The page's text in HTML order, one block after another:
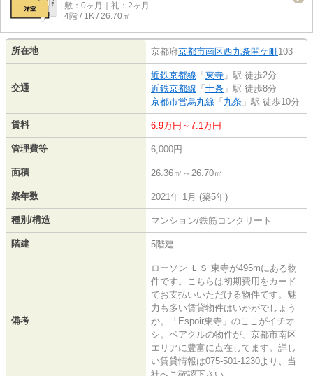
敷：0ヶ月｜礼：2ヶ月
4階 / 1K / 26.70㎡
所在地 京都府京都市南区西九条開ケ町103
交通
近鉄京都線 「 東寺 」駅 徒歩2分
近鉄京都線 「 十条 」駅 徒歩8分
京都市営烏丸線 「 九条 」駅 徒歩10分
賃料 6.9万円～7.1万円
管理費等 6,000円
面積 26.36㎡～26.70㎡
築年数 2021年 1月 (築5年)
種別/構造 マンション/鉄筋コンクリート
階建 5階建
備考
ローソン ＬＳ 東寺が495mにある物
件です。こちらは初期費用をカード
でお支払いいただける物件です。魅
力も多い賃貸物件はいかがでしょう
か。「Espoir東寺」のここがイチオ
シ。ベアクルの物件が、京都市南区
エリアに豊富に点在してます。詳し
い賃貸情報は075-501-1230より、当